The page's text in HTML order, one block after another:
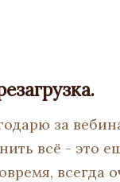
за
всё - это